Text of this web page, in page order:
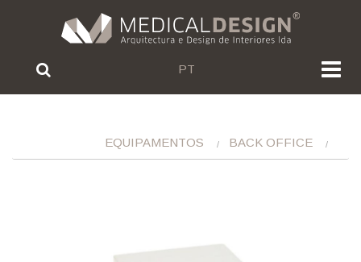
PT
EQUIPAMENTOS BACK OFFICE